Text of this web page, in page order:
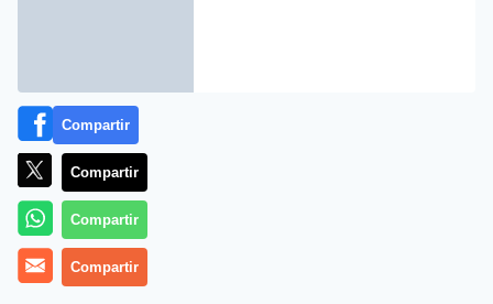
Más información
Compartir
Compartir
Compartir
Compartir